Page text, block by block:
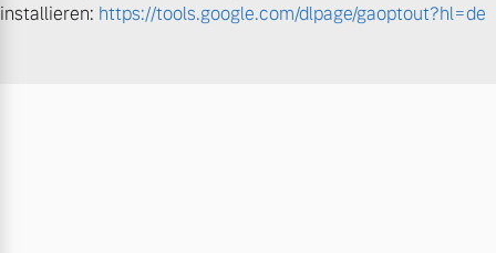
installieren: https://tools.google.com/dlpage/gaoptout?hl=de